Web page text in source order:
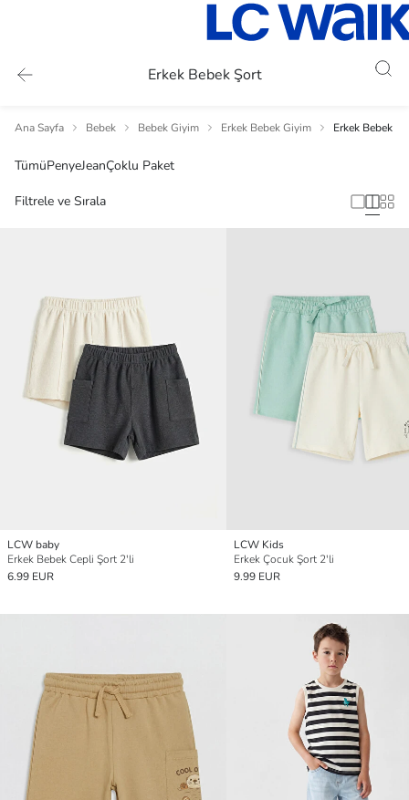
Erkek Bebek Şort
Ana Sayfa Bebek Bebek Giyim Erkek Bebek Giyim Erkek Bebek
TümüPenyeJeanÇoklu Paket
Filtrele ve Sırala
LCW baby
Erkek Bebek Cepli Şort 2'li
6.99 EUR
LCW Kids
Erkek Çocuk Şort 2'li
9.99 EUR